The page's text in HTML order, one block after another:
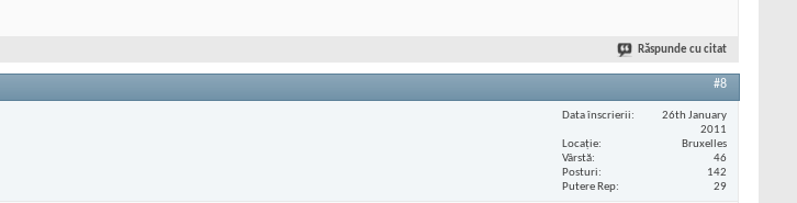
Răspunde cu citat
#8
Data înscrierii
26th January
2011
Locaţie
Bruxelles
Vârstă
46
Posturi
142
Putere Rep
29